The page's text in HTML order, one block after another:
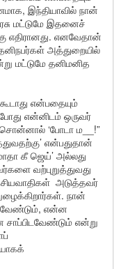
இந்தியாவில் நான்
மட்டுமே இதனைச்
எதிரானது. எனவேதான்
தனிநபர்கள் அத்துறையில்
மட்டுமே தனிமனித
என்பதையும்
என்னிடம் ஒருவர்
‘போடா ம__!”
என்பதுதான்
கீ ஜெய்’ அல்லது
வற்புறுத்துவது
அடுத்தவர்
நான்
என்ன
என்று